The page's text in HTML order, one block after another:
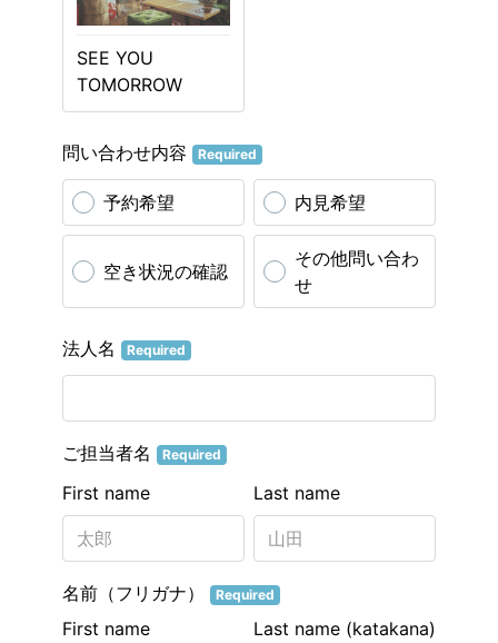
SEE YOU
TOMORROW
問い合わせ内容 Required
予約希望 内見希望
空き状況の確認
その他問い合わ
せ
法人名 Required
ご担当者名 Required
Last name
First name
名前（フリガナ） Required
Last name (katakana)
First name